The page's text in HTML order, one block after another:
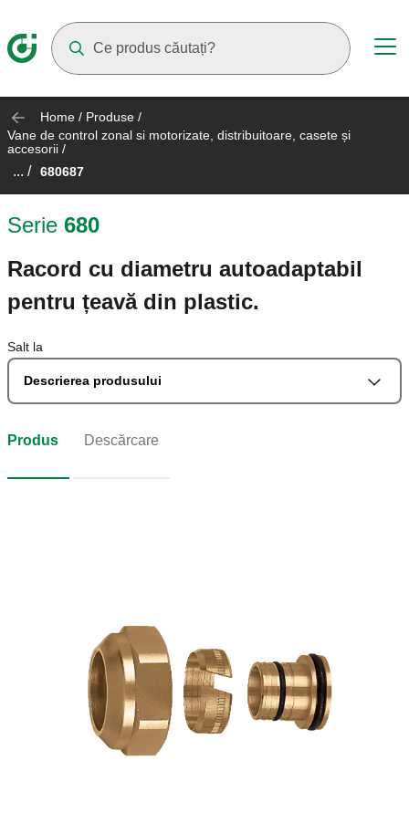
Home / Produse /
Vane de control zonal si motorizate, distribuitoare, casete și
accesorii /
... / 680687
Serie 680
Racord cu diametru autoadaptabil
pentru țeavă din plastic.
Salt la
Descrierea produsului
Produs Descărcare